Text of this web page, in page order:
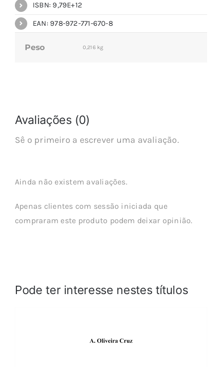
ISBN: 9,79E+12
EAN: 978-972-771-670-8
Peso 0,216 kg
Avaliações (0)
Sê o primeiro a escrever uma avaliação.
Ainda não existem avaliações.
Apenas clientes com sessão iniciada que
compraram este produto podem deixar opinião.
Pode ter interesse nestes títulos